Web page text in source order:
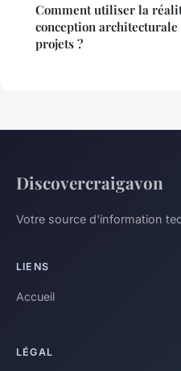
Comment utiliser la
conception
projets ?
Discovercraigavon
Votre source d'information
LIENS
Accueil
LÉGAL